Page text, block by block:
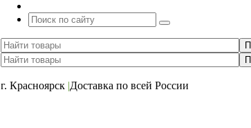
г. Красноярск |Доставка по всей России